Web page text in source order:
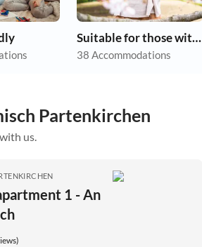
Suitable for those with allergies
38 Accommodations
Partenkirchen
us.
1 - An